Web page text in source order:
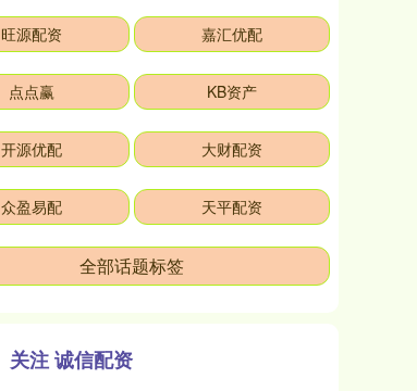
旺源配资 嘉汇优配
点点赢 KB资产
开源优配 大财配资
众盈易配 天平配资
全部话题标签
关注 诚信配资